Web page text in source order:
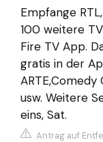
Empfange
100 weitere
Fire TV App.
gratis in der
ARTE,Comedy
usw. Weitere
eins, Sat.
Antrag auf